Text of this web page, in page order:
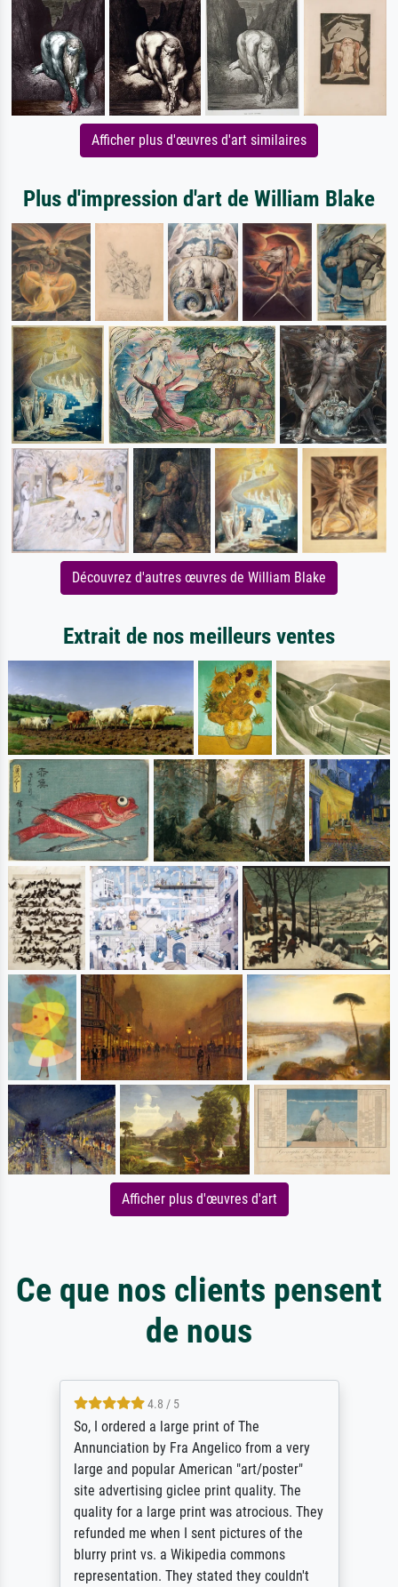
Afficher plus d'œuvres d'art similaires
Plus d'impression d'art de William Blake
Découvrez d'autres œuvres de William Blake
Extrait de nos meilleurs ventes
Afficher plus d'œuvres d'art
Ce que nos clients pensent
de nous
4.8 / 5
So, I ordered a large print of The
Annunciation by Fra Angelico from a very
large and popular American "art/poster"
site advertising giclee print quality. The
quality for a large print was atrocious. They
refunded me when I sent pictures of the
blurry print vs. a Wikipedia commons
representation. They stated they couldn't